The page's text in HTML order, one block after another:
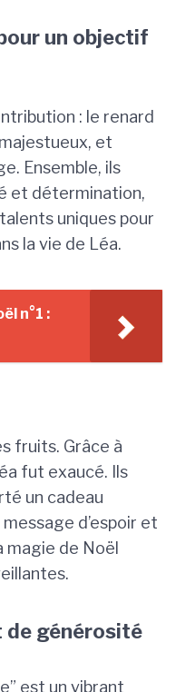
un objectif
: le renard
et
Ensemble, ils
et détermination,
uniques pour
la vie de Léa.
n°1 :
fruits. Grâce à
fut exaucé. Ils
un cadeau
d’espoir et
de Noël
de générosité
est un vibrant